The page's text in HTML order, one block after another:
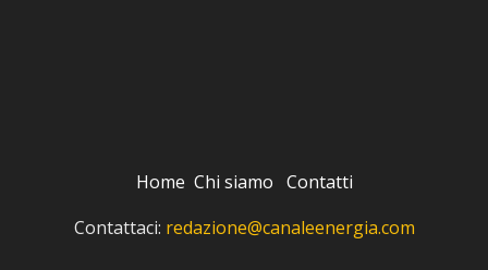
Home Chi siamo Contatti
Contattaci: redazione@canaleenergia.com